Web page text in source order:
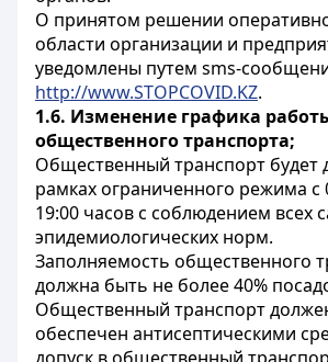
О принятом решении
области организации и
уведомлены путем sms-
http://www.STOPCOVID.KZ.
1.6. Изменение графика
общественного транспорта;
Общественный транспорт будет
рамках ограниченного режима с
19:00 часов с соблюдением всех
эпидемиологических норм.
Заполняемость общественного
должна быть не более 40%
Общественный транспорт
обеспечен антисептическими